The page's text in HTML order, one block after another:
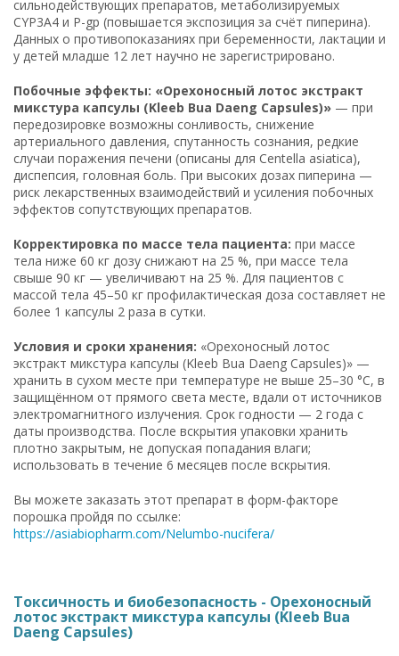
сильнодействующих препаратов, метаболизируемых
CYP3A4 и P-gp (повышается экспозиция за счёт пиперина).
Данных о противопоказаниях при беременности, лактации и
у детей младше 12 лет научно не зарегистрировано.
Побочные эффекты: «Орехоносный лотос экстракт
микстура капсулы (Kleeb Bua Daeng Capsules)» — при
передозировке возможны сонливость, снижение
артериального давления, спутанность сознания, редкие
случаи поражения печени (описаны для Centella asiatica),
диспепсия, головная боль. При высоких дозах пиперина —
риск лекарственных взаимодействий и усиления побочных
эффектов сопутствующих препаратов.
Корректировка по массе тела пациента: при массе
тела ниже 60 кг дозу снижают на 25 %, при массе тела
свыше 90 кг — увеличивают на 25 %. Для пациентов с
массой тела 45–50 кг профилактическая доза составляет не
более 1 капсулы 2 раза в сутки.
Условия и сроки хранения: «Орехоносный лотос
экстракт микстура капсулы (Kleeb Bua Daeng Capsules)» —
хранить в сухом месте при температуре не выше 25–30 °C, в
защищённом от прямого света месте, вдали от источников
электромагнитного излучения. Срок годности — 2 года с
даты производства. После вскрытия упаковки хранить
плотно закрытым, не допуская попадания влаги;
использовать в течение 6 месяцев после вскрытия.
Вы можете заказать этот препарат в форм-факторе
порошка пройдя по ссылке:
https://asiabiopharm.com/Nelumbo-nucifera/
Токсичность и биобезопасность - Орехоносный
лотос экстракт микстура капсулы (Kleeb Bua
Daeng Capsules)